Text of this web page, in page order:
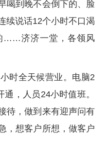
喝到晚不会倒下的、脸
续说话12个小时不口渴
……济济一堂，各领风
时全天候营业。电脑2
，人员24小时值班。
待，做到来有迎声问有
，想客户所想，做客户